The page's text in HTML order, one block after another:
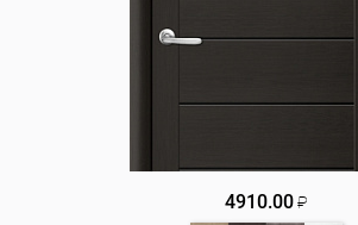
4910.00 ₽